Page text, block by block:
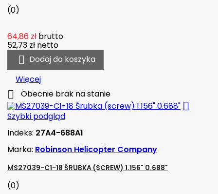
(0)
64,86 zł brutto
52,73 zł netto
 Dodaj do koszyka
Więcej
 Obecnie brak na stanie

Szybki podgląd
Indeks: 27A4-688A1
Marka: Robinson Helicopter Company
MS27039-C1-18 ŚRUBKA (SCREW) 1.156" 0.688"
(0)